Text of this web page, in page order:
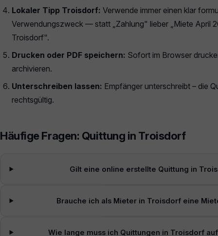
Lokaler Tipp Troisdorf: Verwende immer einen klar
Verwendungszweck — statt „Zahlung" lieber „Miete April
Troisdorf".
Drucken oder PDF speichern: Sofort im Browser
archivieren.
Unterschreiben lassen: Empfänger unterschreibt – die
rechtsgültig.
Häufige Fragen: Quittung in Troisdorf
Gilt eine online erstellte Quittung in
Brauche ich als Mieter in Troisdorf eine
Wie lange muss ich Quittungen in Troisdorf